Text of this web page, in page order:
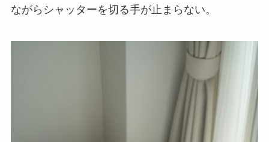
ながらシャッターを切る手が止まらない。